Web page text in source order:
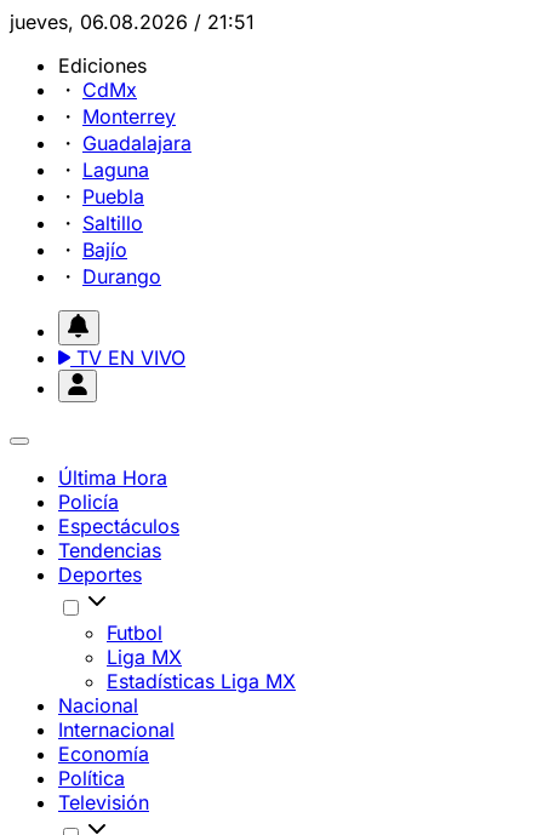
jueves, 06.08.2026 / 21:51
Ediciones
CdMx
Monterrey
Guadalajara
Laguna
Puebla
Saltillo
Bajío
Durango
TV EN VIVO
Última Hora
Policía
Espectáculos
Tendencias
Deportes
Futbol
Liga MX
Estadísticas Liga MX
Nacional
Internacional
Economía
Política
Televisión